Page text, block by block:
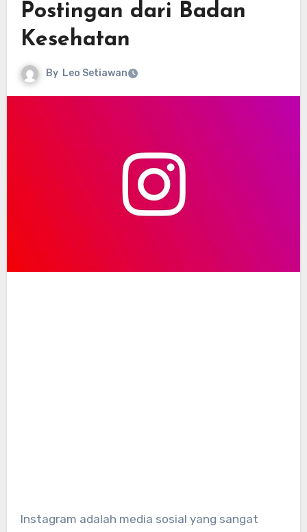
Postingan dari Badan
Kesehatan
By Leo Setiawan
Instagram adalah media sosial yang sangat